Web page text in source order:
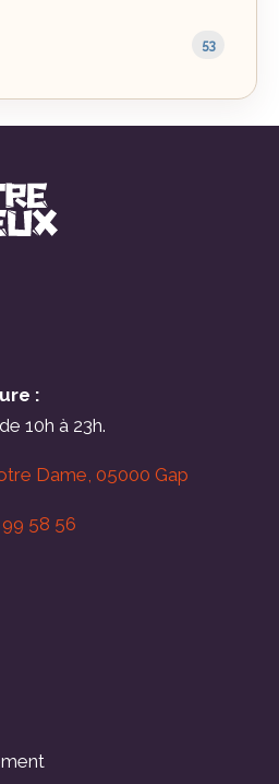
53
:
10h à 23h.
Dame, 05000 Gap
58 56